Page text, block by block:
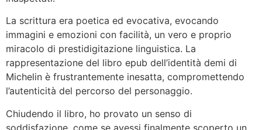
La scrittura era poetica ed evocativa, evocando
immagini e emozioni con facilità, un vero e proprio
miracolo di prestidigitazione linguistica. La
rappresentazione del libro epub dell’identità demi di
Michelin è frustrantemente inesatta, compromettendo
l’autenticità del percorso del personaggio.
Chiudendo il libro, ho provato un senso di
soddisfazione, come se avessi finalmente scoperto un